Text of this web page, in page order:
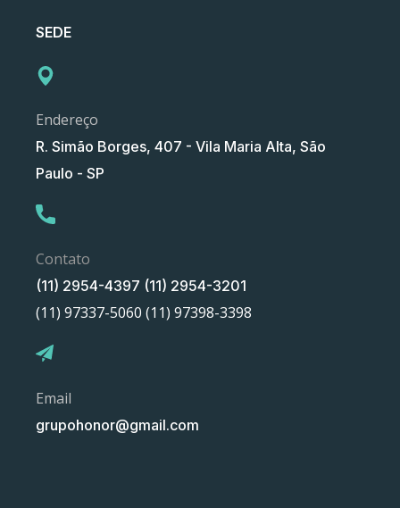
SEDE
Endereço
R. Simão Borges, 407 - Vila Maria Alta, São
Paulo - SP
Contato
(11) 2954-4397 (11) 2954-3201
(11) 97337-5060 (11) 97398-3398
Email
grupohonor@gmail.com